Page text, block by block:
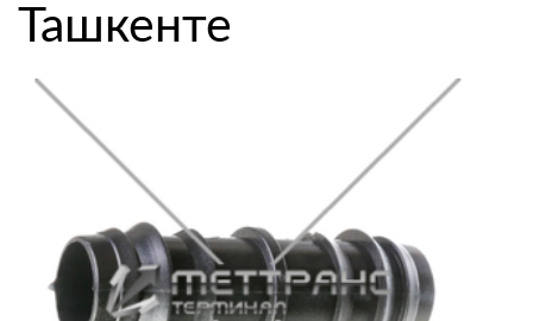
Ташкенте